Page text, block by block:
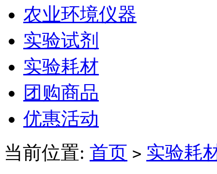
农业环境仪器
实验试剂
实验耗材
团购商品
优惠活动
当前位置: 首页 > 实验耗